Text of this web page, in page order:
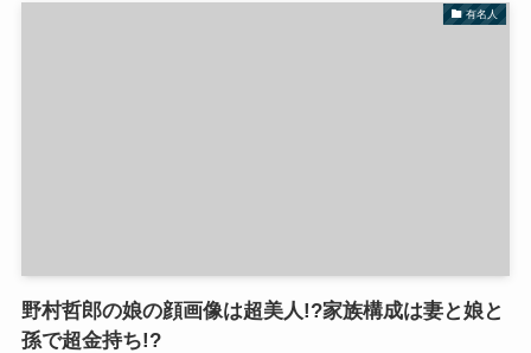
有名人
野村哲郎の娘の顔画像は超美人!?家族構成は妻と娘と
孫で超金持ち!?